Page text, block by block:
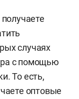
случаях
с помощью
То есть,
оптовые